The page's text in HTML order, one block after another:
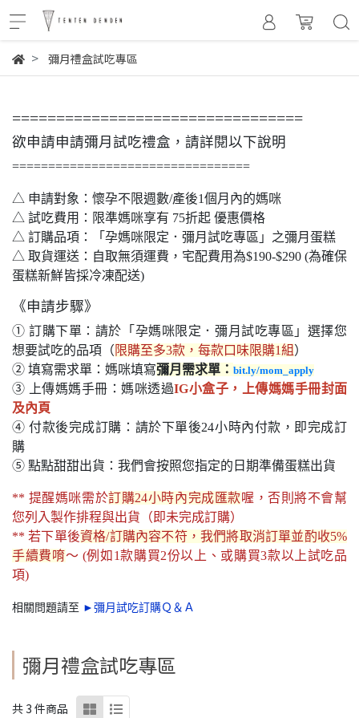
彌月禮盒試吃專區
=================================
欲申請申請彌月試吃禮盒，請詳閱以下說明
=================================
△ 申請對象：懷孕不限週數/產後1個月內的媽咪
△ 試吃費用：限準媽咪享有 75折起 優惠價格
△ 訂購品項：「孕媽咪限定．彌月試吃專區」之彌月蛋糕
△ 取貨運送：自取無須運費，宅配費用為$190-$290 (為確保
蛋糕新鮮皆採冷凍配送)
《申請步驟》
① 訂購下單：請於「 孕媽咪限定．彌月試吃專區 」選擇您
想要試吃的品項（ 限購至多3款，每款口味限購1組）
② 填寫需求單：媽咪填寫彌月需求單： bit.ly/mom_apply
③ 上傳媽媽手冊：媽咪透過IG小盒子，上傳媽媽手冊封面
及內頁
④ 付款後完成訂購：請於下單後24小時內付款，即完成訂
購
⑤ 點點甜甜出貨：我們會按照您指定的日期準備蛋糕出貨
** 提醒媽咪需於訂購24小時內完成匯款喔，否則將不會幫
您列入製作排程與出貨（即未完成訂購）
** 若下單後資格/訂購內容不符，我們將取消訂單並酌收5%
手續費唷～ (例如1款購買2份以上、或購買3款以上試吃品
項)
相關問題請至 ► 彌月試吃訂購Ｑ＆Ａ
彌月禮盒試吃專區
共 3 件商品